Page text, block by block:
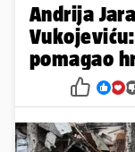
Andrija
pomagao